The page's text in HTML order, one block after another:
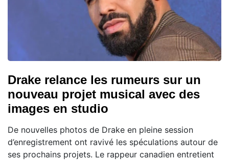
Drake relance les rumeurs sur un
nouveau projet musical avec des
images en studio
De nouvelles photos de Drake en pleine session
d’enregistrement ont ravivé les spéculations autour de
ses prochains projets. Le rappeur canadien entretient